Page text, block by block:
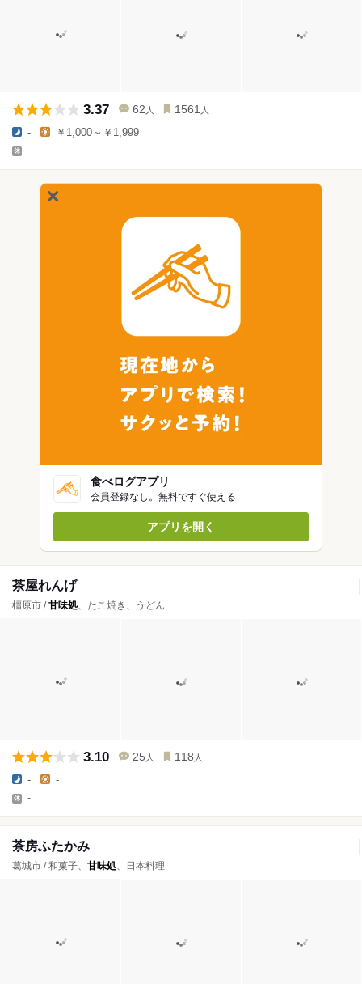
3.37 62 人 1561 人
- ￥1,000～￥1,999
-
食べログアプリ
会員登録なし。無料ですぐ使える
アプリを開く
茶屋れんげ
橿原市 /甘味処、たこ焼き、うどん
3.10 25 人 118 人
- -
-
茶房ふたかみ
葛城市 / 和菓子、 甘味処、日本料理